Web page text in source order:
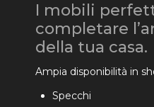
I mobili
completare
della tua casa.
Ampia disponibilità in
Specchi